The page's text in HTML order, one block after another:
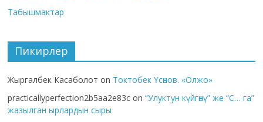
Табышмактар
Пикирлер
Жыргалбек Касаболот on Токтобек Үсөнов. «Олжо»
practicallyperfection2b5aa2e83c on“Улуктун күйгөнү” же “С… га”
жазылган ырлардын сыры